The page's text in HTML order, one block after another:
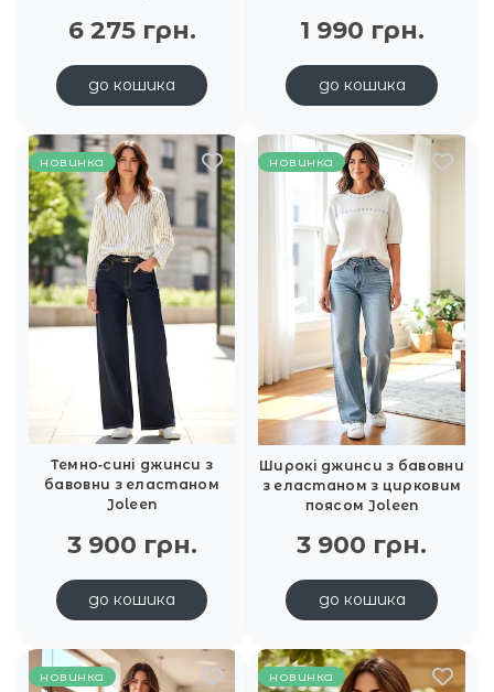
6 275 грн.
до кошика
1 990 грн.
до кошика
новинка
Темно‑сині джинси з
бавовни з еластаном
Joleen
3 900 грн.
до кошика
новинка
Широкі джинси з бавовни
з еластаном з цирковим
поясом Joleen
3 900 грн.
до кошика
новинка новинка